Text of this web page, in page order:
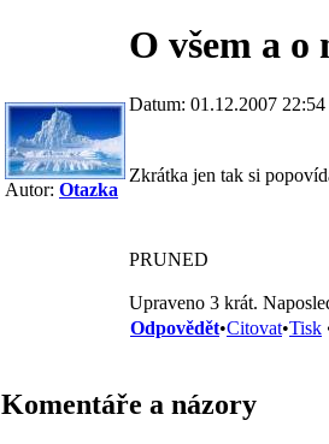
Autor: Otazka
O všem a o
Datum: 01.12.2007 22:54
Zkrátka jen tak si
PRUNED
Upraveno 3 krát.
Odpovědět•Citovat•Tisk
Komentáře a názory